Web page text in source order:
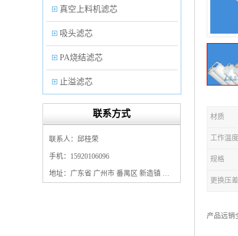
真空上料机滤芯
吸头滤芯
PA烧结滤芯
止溢滤芯
PP塑料过滤器
保安过滤器滤芯
联系方式
联系人：邱桂荣
手机：15920106096
地址：广东省 广州市 番禺区 新造镇 新造镇石角咀街4号三楼之一
材质
工作温度
规格
更换压差
产品远销